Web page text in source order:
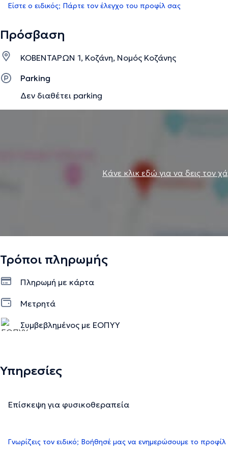
Είστε ο ειδικός; Πάρτε τον έλεγχο του προφίλ σας
Πρόσβαση
ΚΟΒΕΝΤΑΡΩΝ 1, Κοζάνη, Νομός Κοζάνης
Parking
Δεν διαθέτει parking
Κάνε κλικ εδώ για να δεις τον
Τρόποι πληρωμής
Πληρωμή με κάρτα
Μετρητά
Συμβεβλημένος με ΕΟΠΥΥ
Υπηρεσίες
Επίσκεψη για φυσικοθεραπεία
Γνωρίζεις τον ειδικό; Βοήθησέ μας να ενημερώσουμε το προφίλ